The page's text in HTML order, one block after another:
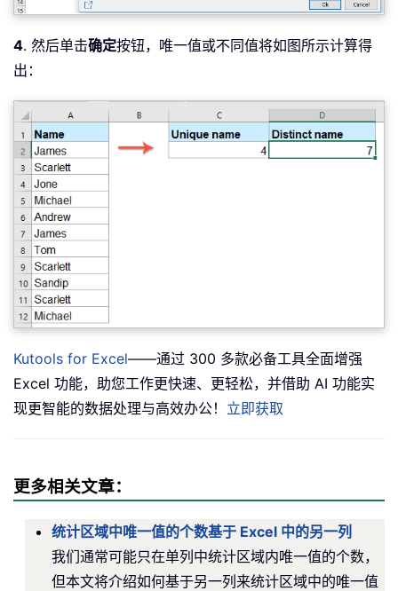
4. 然后单击确定按钮，唯一值或不同值将如图所示计算得
出：
Kutools for Excel——通过 300 多款必备工具全面增强
Excel 功能，助您工作更快速、更轻松，并借助 AI 功能实
现更智能的数据处理与高效办公！ 立即获取
更多相关文章：
统计区域中唯一值的个数基于 Excel 中的另一列
我们通常可能只在单列中统计区域内唯一值的个数，
但本文将介绍如何基于另一列来统计区域中的唯一值